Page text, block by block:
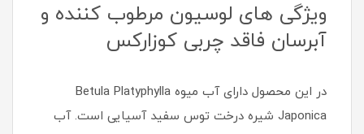
ویژگی های لوسیون مرطوب کننده و
آبرسان فاقد چربی کوزارکس
در این محصول دارای آب میوه Betula Platyphylla
Japonica شیره درخت توس سفید آسیایی است. آب